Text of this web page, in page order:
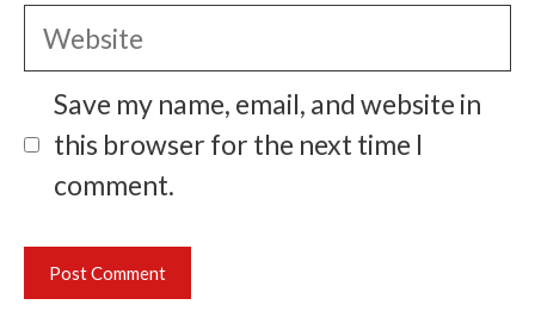
Website
Save my name, email, and website in
this browser for the next time I
comment.